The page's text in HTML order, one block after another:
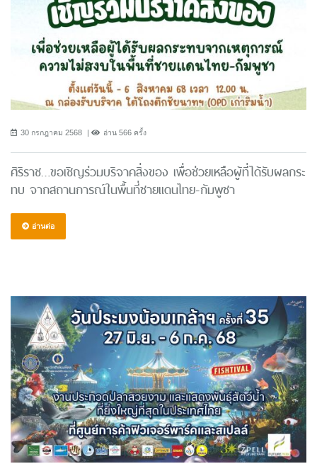
30 กรกฎาคม 2568 อ่าน 566 ครั้ง
ศิริราช…ขอเชิญร่วมบริจาคสิ่งของ เพื่อช่วยเหลือผู้ที่ได้รับผลกระ
ทบ จากสถานการณ์ในพื้นที่ชายแดนไทย-กัมพูชา
อ่านต่อ